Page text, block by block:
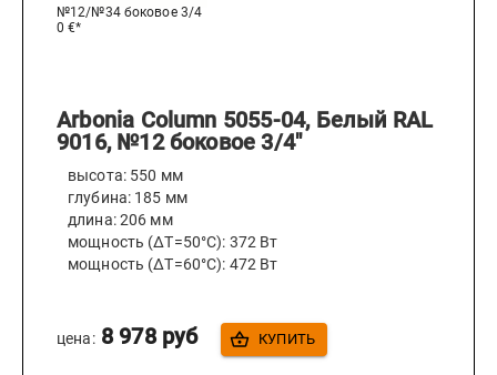
№12/№34 боковое 3/4
0 €*
Arbonia Column 5055-04, Белый RAL
9016, №12 боковое 3/4"
высота: 550 мм
глубина: 185 мм
длина:206 мм
мощность (ΔT=50°C): 372 Вт
мощность (ΔT=60°C): 472 Вт
цена: 8 978руб КУПИТЬ